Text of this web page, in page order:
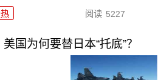
阅读 5227
国为何要替日本“托底”？